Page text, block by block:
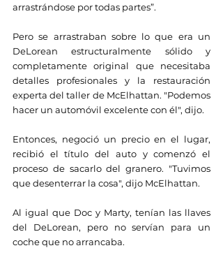
arrastrándose por todas partes”.
Pero se arrastraban sobre lo que era un
DeLorean estructuralmente sólido y
completamente original que necesitaba
detalles profesionales y la restauración
experta del taller de McElhattan. "Podemos
hacer un automóvil excelente con él", dijo.
Entonces, negoció un precio en el lugar,
recibió el título del auto y comenzó el
proceso de sacarlo del granero. "Tuvimos
que desenterrar la cosa", dijo McElhattan.
Al igual que Doc y Marty, tenían las llaves
del DeLorean, pero no servían para un
coche que no arrancaba.